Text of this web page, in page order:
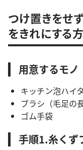
つけ置きをせ
をきれにする
用意するモノ
キッチン泡ハイ
ブラシ（毛足の
ゴム手袋
手順1.糸くず